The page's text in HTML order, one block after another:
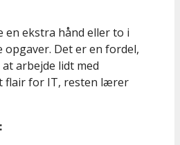
en ekstra hånd eller to i
Det er en fordel,
arbejde lidt med
flair for IT, resten lærer